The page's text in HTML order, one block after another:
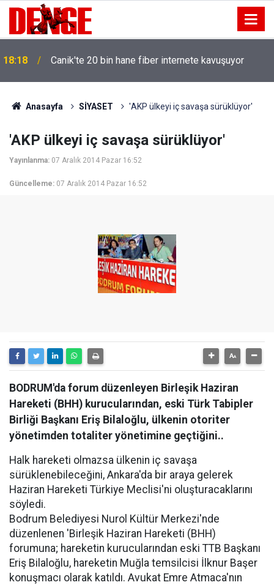
18:18 Canik'te 20 bin hane fiber internete kavuşuyor
Anasayfa SİYASET 'AKP ülkeyi iç savaşa sürüklüyor'
'AKP ülkeyi iç savaşa sürüklüyor'
Yayınlanma: 07 Aralık 2014 Pazar 16:52
Güncelleme: 07 Aralık 2014 Pazar 16:52
BODRUM'da forum düzenleyen Birleşik Haziran
Hareketi (BHH) kurucularından, eski Türk Tabipler
Birliği Başkanı Eriş Bilaloğlu, ülkenin otoriter
yönetimden totaliter yönetimine geçtiğini..
Halk hareketi olmazsa ülkenin iç savaşa
sürüklenebileceğini, Ankara'da bir araya gelerek
Haziran Hareketi Türkiye Meclisi'ni oluşturacaklarını
söyledi.
Bodrum Belediyesi Nurol Kültür Merkezi'nde
düzenlenen 'Birleşik Haziran Hareketi (BHH)
forumuna; hareketin kurucularından eski TTB Başkanı
Eriş Bilaloğlu, hareketin Muğla temsilcisi İlknur Başer
konuşmacı olarak katıldı. Avukat Emre Atmaca'nın